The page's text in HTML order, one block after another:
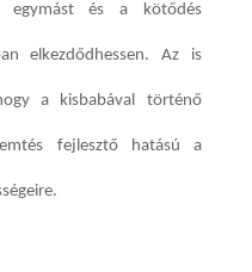
egymást és a kötődés
elkezdődhessen. Az is
a kisbabával történő
fejlesztő hatású a